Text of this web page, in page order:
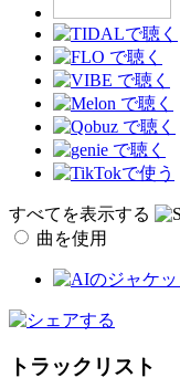
すべてを表示する
曲を使用
トラックリスト